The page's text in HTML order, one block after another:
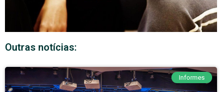
Outras notícias:
Informes